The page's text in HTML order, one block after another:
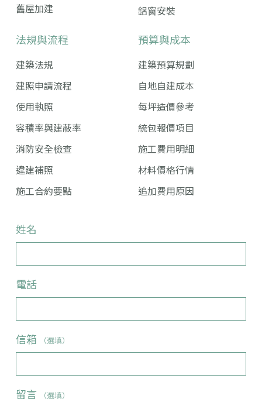
舊屋加建
鋁窗安裝
法規與流程
建築法規
建照申請流程
使用執照
容積率與建蔽率
消防安全檢查
違建補照
施工合約要點
預算與成本
建築預算規劃
自地自建成本
每坪造價參考
統包報價項目
施工費用明細
材料價格行情
追加費用原因
姓名
電話
信箱 （選填）
留言 （選填）